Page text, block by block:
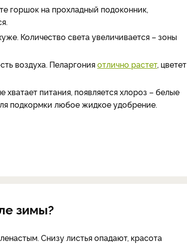
горшок на прохладный подоконник,
Количество света увеличивается – зоны
воздуха. Пеларгонияотлично растет, цветет
хватает питания, появляется хлороз – белые
подкормки любое жидкое удобрение.
зимы?
Снизу листья опадают, красота